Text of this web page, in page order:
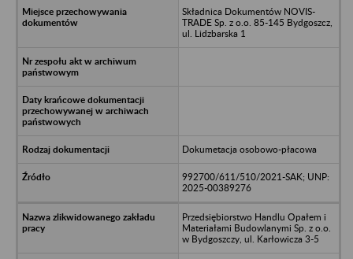
Składnica Dokumentów NOVIS-
TRADE Sp. z o.o. 85-145 Bydgoszcz,
ul. Lidzbarska 1
Dokumetacja osobowo-płacowa
992700/611/510/2021-SAK; UNP:
2025-00389276
Przedsiębiorstwo Handlu Opałem i
Materiałami Budowlanymi Sp. z o.o.
w Bydgoszczy, ul. Karłowicza 3-5